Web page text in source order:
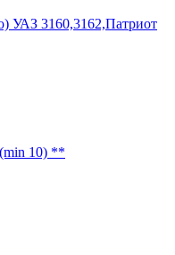
УАЗ 3160,3162,Патриот
10) **